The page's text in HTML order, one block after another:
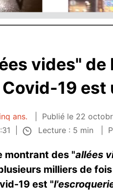
vides"
19
ans.
Publié le 22
Lecture : 5 min
montrant des "allées
milliers de
19 est "